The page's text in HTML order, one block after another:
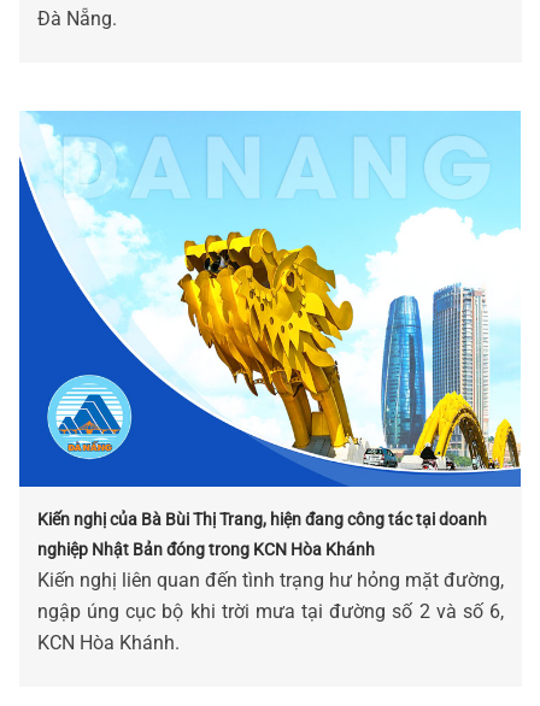
Đà Nẵng.
Kiến nghị của Bà Bùi Thị Trang, hiện đang công tác tại doanh
nghiệp Nhật Bản đóng trong KCN Hòa Khánh
Kiến nghị liên quan đến tình trạng hư hỏng mặt đường,
ngập úng cục bộ khi trời mưa tại đường số 2 và số 6,
KCN Hòa Khánh.